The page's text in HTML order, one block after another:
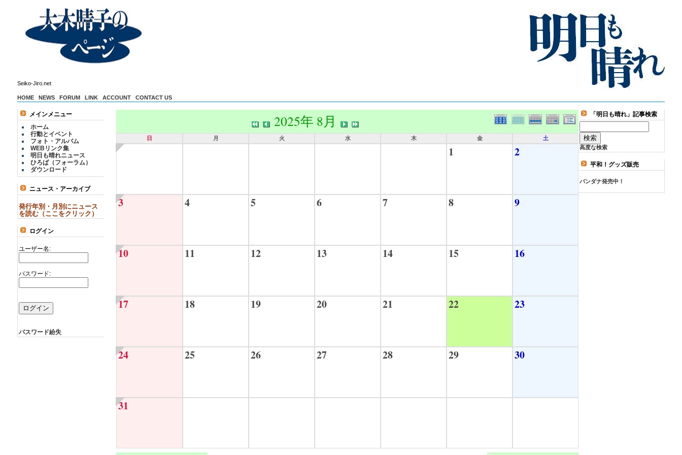
Seiko-Jiro.net
HOME NEWS FORUM LINK ACCOUNT CONTACT US
メインメニュー
ホーム
行動とイベント
フォト・アルバム
WEBリンク集
明日も晴れニュース
ひろば（フォーラム）
ダウンロード
ニュース・アーカイブ
発行年別・月別にニュース
を読む（ここをクリック）
ログイン
ユーザー名:
パスワード:
パスワード紛失
2025年 8月
日 月 火 水 木 金 土
1 2
3 4 5 6 7 8 9
10 11 12 13 14 15 16
17 18 19 20 21 22 23
24 25 26 27 28 29 30
31
「明日も晴れ」記事検索
高度な検索
平和！グッズ販売
バンダナ発売中！